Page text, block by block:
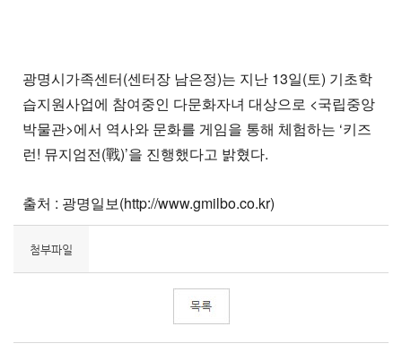
광명시가족센터(센터장 남은정)는 지난 13일(토) 기초학
습지원사업에 참여중인 다문화자녀 대상으로 <국립중앙
박물관>에서 역사와 문화를 게임을 통해 체험하는 ‘키즈
런! 뮤지엄전(戰)’을 진행했다고 밝혔다.
출처 : 광명일보(http://www.gmilbo.co.kr)
첨부파일